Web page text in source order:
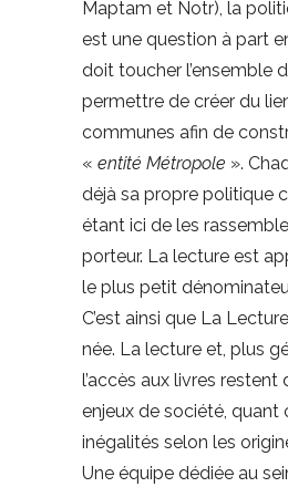
Maptam et Notr), la
est une question à part
doit toucher l’ensemble
permettre de créer du
communes afin de
« entité Métropole ».
déjà sa propre politique
étant ici de les
porteur. La lecture est
le plus petit
C’est ainsi que La
née. La lecture et, plus
l’accès aux livres restent
enjeux de société, quant
inégalités selon les
Une équipe dédiée au